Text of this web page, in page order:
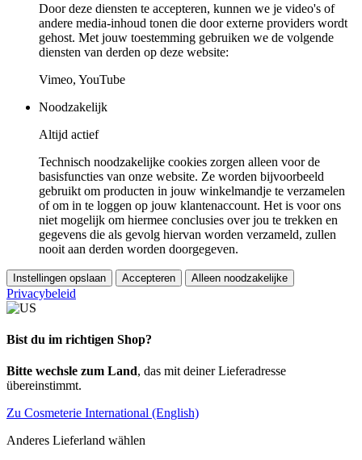
Door deze diensten te accepteren, kunnen we je video's of
andere media-inhoud tonen die door externe providers wordt
gehost. Met jouw toestemming gebruiken we de volgende
diensten van derden op deze website:
Vimeo, YouTube
Noodzakelijk
Altijd actief
Technisch noodzakelijke cookies zorgen alleen voor de
basisfuncties van onze website. Ze worden bijvoorbeeld
gebruikt om producten in jouw winkelmandje te verzamelen
of om in te loggen op jouw klantenaccount. Het is voor ons
niet mogelijk om hiermee conclusies over jou te trekken en
gegevens die als gevolg hiervan worden verzameld, zullen
nooit aan derden worden doorgegeven.
Instellingen opslaan Accepteren Alleen noodzakelijke
Privacybeleid
Bist du im richtigen Shop?
Bitte wechsle zum Land, das mit deiner Lieferadresse
übereinstimmt.
Zu Cosmeterie International (English)
Anderes Lieferland wählen